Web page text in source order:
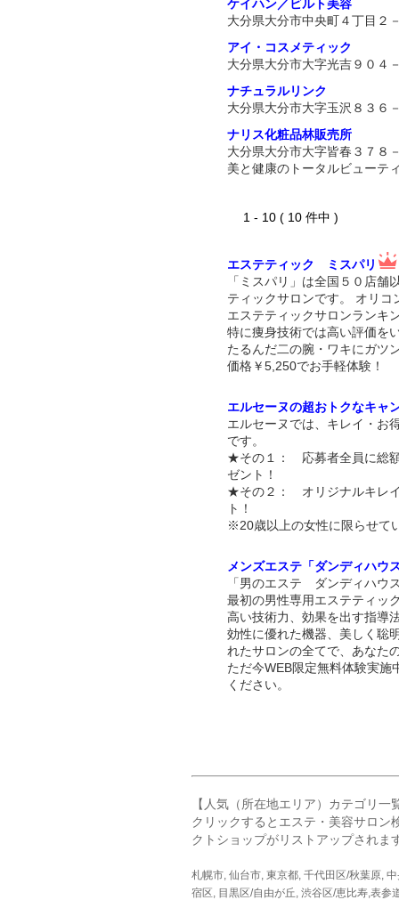
ケイハン／ビルト美容
大分県大分市中央町４丁目２
アイ・コスメティック
大分県大分市大字光吉９０４
ナチュラルリンク
大分県大分市大字玉沢８３６
ナリス化粧品林販売所
大分県大分市大字皆春３７８
美と健康のトータルビューテ
1 - 10 ( 10 件中 )
エステティック ミスパリ
「ミスパリ」は全国５０店舗
ティックサロンです。 オリ
エステティックサロンランキ
特に痩身技術では高い評価を
たるんだ二の腕・ワキにガツ
価格￥5,250でお手軽体験！
エルセーヌの超おトクなキャ
エルセーヌでは、キレイ・お
です。
★その１： 応募者全員に総
ゼント！
★その２： オリジナルキレ
ト！
※20歳以上の女性に限らせて
メンズエステ「ダンディハウ
「男のエステ ダンディハウ
最初の男性専用エステティッ
高い技術力、効果を出す指導
効性に優れた機器、美しく聡
れたサロンの全てで、あなた
ただ今WEB限定無料体験実施
ください。
【人気（所在地エリア）カテゴリ一
クリックするとエステ・美容サロン
クトショップがリストアップされま
札幌市, 仙台市, 東京都, 千代田区/秋葉原,
宿区, 目黒区/自由が丘, 渋谷区/恵比寿,表参